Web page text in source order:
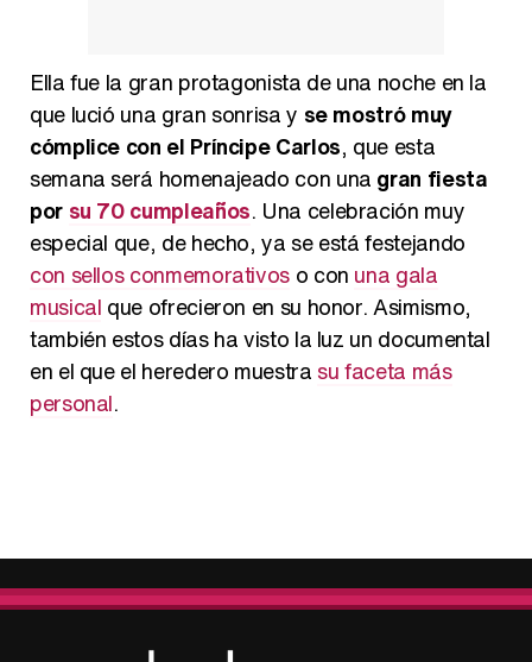
Ella fue la gran protagonista de una noche en la
que lució una gran sonrisa y se mostró muy
cómplice con el Príncipe Carlos, que esta
semana será homenajeado con una gran fiesta
por su 70 cumpleaños. Una celebración muy
especial que, de hecho, ya se está festejando
con sellos conmemorativos o con una gala
musical que ofrecieron en su honor. Asimismo,
también estos días ha visto la luz un documental
en el que el heredero muestra su faceta más
personal.